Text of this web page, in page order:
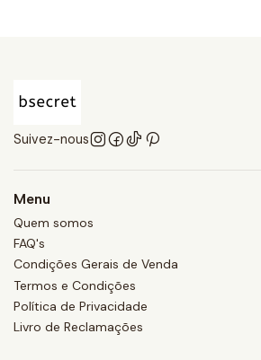
Suivez-nous
Menu
Quem somos
FAQ's
Condições Gerais de Venda
Termos e Condições
Política de Privacidade
Livro de Reclamações